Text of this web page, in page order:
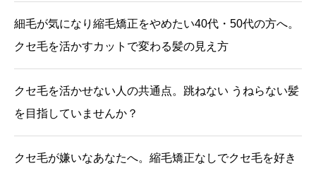
細毛が気になり縮毛矯正をやめたい40代・50代の方へ。
クセ毛を活かすカットで変わる髪の見え方
クセ毛を活かせない人の共通点。跳ねない うねらない髪
を目指していませんか？
クセ毛が嫌いなあなたへ。縮毛矯正なしでクセ毛を好き